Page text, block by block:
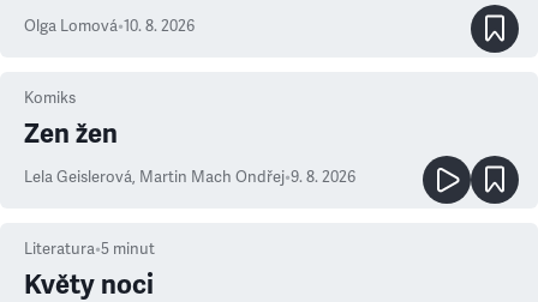
Olga Lomová•10. 8. 2026
Komiks
Zen žen
Lela Geislerová, Martin Mach Ondřej•9. 8. 2026
Literatura•5 minut
Květy noci